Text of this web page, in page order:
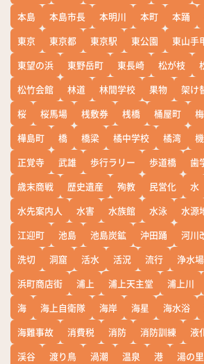
本島
本島市長 本明川 本町 本踊
東京
東京都 東京駅 東公園 東山手
東望の浜
東野岳町 東長崎 松が枝
松竹会館
林道 林間学校 果物 架け
桜
桜馬場 桟敷券 桟橋 桶屋町
樺島町
橋 橋梁 橘中学校 橘湾
正覚寺
武雄 歩行ラリー 歩道橋 歯
歳末商戦
歴史遺産 殉教 民営化 水
水先案内人
水害 水族館 水泳 水源
江迎町
池島 池島炭鉱 沖田踊 河川
洗切
洞窟 活水 活況 流行 浄水場
浜町商店街
浦上 浦上天主堂 浦上川
海
海上自衛隊 海岸 海星 海水浴
海難事故
消費税 消防 消防訓練 液
渓谷
渡り鳥 渦潮 温泉 港 湯の里